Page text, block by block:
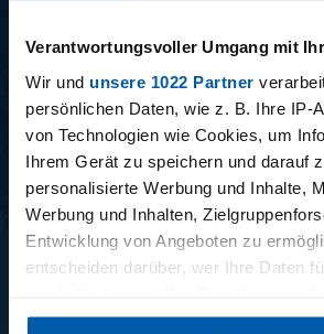
Verantwortungsvoller Umgang mit
Wir und unsere 1022 Partner
persönlichen Daten, wie z. B. Ihre IP-
von Technologien wie Cookies, um
Ihrem Gerät zu speichern und darauf
personalisierte Werbung und Inhalte,
Werbung und Inhalten,
Entwicklung von Angeboten zu
entscheiden darüber, wer Ihre Daten
Cookie-Erklärung oder durch Klicken
15 - STAFF-TALK
BUNDESLIGA SAISON